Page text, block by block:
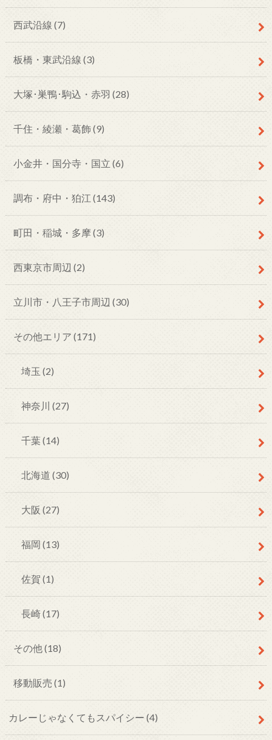
西武沿線 (7)
板橋・東武沿線 (3)
大塚･巣鴨･駒込・赤羽 (28)
千住・綾瀬・葛飾(9)
小金井・国分寺・国立 (6)
調布・府中・狛江 (143)
町田・稲城・多摩(3)
西東京市周辺 (2)
立川市・八王子市周辺 (30)
その他エリア (171)
埼玉 (2)
神奈川 (27)
千葉(14)
北海道 (30)
大阪 (27)
福岡 (13)
佐賀 (1)
長崎(17)
その他(18)
移動販売 (1)
カレーじゃなくてもスパイシー (4)